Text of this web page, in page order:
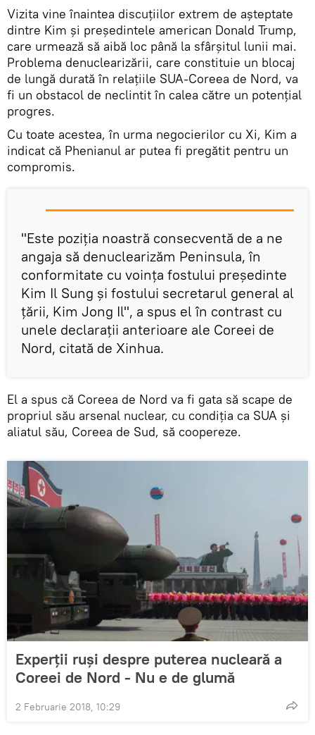
Vizita vine înaintea discuțiilor extrem de așteptate
dintre Kim și președintele american Donald Trump,
care urmează să aibă loc până la sfârșitul lunii mai.
Problema denuclearizării, care constituie un blocaj
de lungă durată în relațiile SUA-Coreea de Nord, va
fi un obstacol de neclintit în calea către un potențial
progres.
Cu toate acestea, în urma negocierilor cu Xi, Kim a
indicat că Phenianul ar putea fi pregătit pentru un
compromis.
"Este poziția noastră consecventă de a ne
angaja să denuclearizăm Peninsula, în
conformitate cu voința fostului președinte
Kim Il Sung și fostului secretarul general al
țării, Kim Jong Il", a spus el în contrast cu
unele declarații anterioare ale Coreei de
Nord, citată de Xinhua.
El a spus că Coreea de Nord va fi gata să scape de
propriul său arsenal nuclear, cu condiția ca SUA și
aliatul său, Coreea de Sud, să coopereze.
Experții ruși despre puterea nucleară a
Coreei de Nord - Nu e de glumă
2 Februarie 2018, 10:29